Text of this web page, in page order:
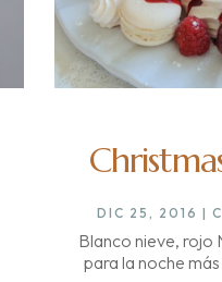
DIC 25, 2016 |
Blanco nieve, rojo
para la noche